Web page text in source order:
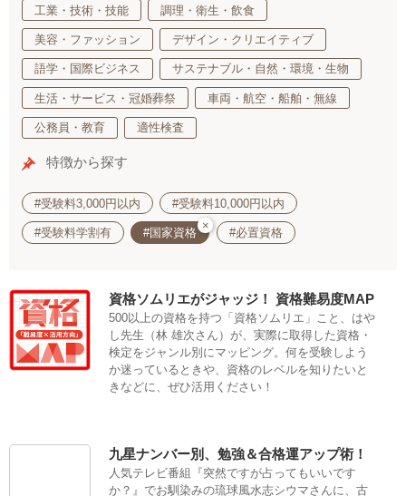
工業・技術・技能 調理・衛生・飲食
美容・ファッション デザイン・クリエイティブ
語学・国際ビジネス サステナブル・自然・環境・生物
生活・サービス・冠婚葬祭 車両・航空・船舶・無線
公務員・教育 適性検査
特徴から探す
#受験料3,000円以内 #受験料10,000円以内
#受験料学割有 #国家資格
×
#必置資格
資格ソムリエがジャッジ！ 資格難易度MAP
500以上の資格を持つ「資格ソムリエ」こと、はや
し先生（林 雄次さん）が、実際に取得した資格・
検定をジャンル別にマッピング。何を受験しよう
か迷っているときや、資格のレベルを知りたいと
きなどに、ぜひ活用ください！
九星ナンバー別、勉強＆合格運アップ術！
人気テレビ番組『突然ですが占ってもいいです
か？』でお馴染みの琉球風水志シウマさんに、古